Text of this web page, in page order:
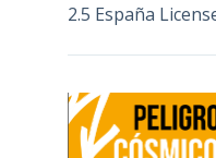
2.5 España